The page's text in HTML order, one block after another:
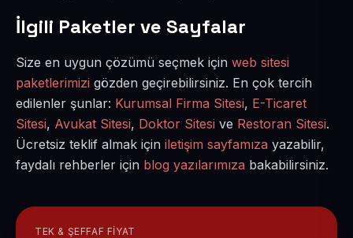
İlgili Paketler ve Sayfalar
Size en uygun çözümü seçmek için web sitesi
paketlerimizi gözden geçirebilirsiniz. En çok tercih
edilenler şunlar: Kurumsal Firma Sitesi, E-Ticaret
Sitesi, Avukat Sitesi, Doktor Sitesi ve Restoran Sitesi.
Ücretsiz teklif almak için iletişim sayfamıza yazabilir,
faydalı rehberler için blog yazılarımıza bakabilirsiniz.
TEK & ŞEFFAF FIYAT